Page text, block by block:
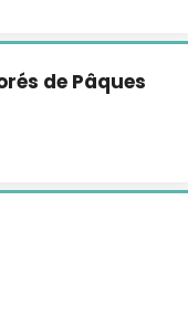
de Pâques